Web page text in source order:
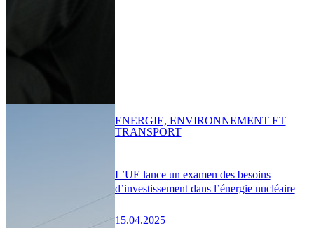
L’UE lance un examen des besoins
d’investissement dans l’énergie nucléaire
15.04.2025
ENERGIE, ENVIRONNEMENT ET
TRANSPORT